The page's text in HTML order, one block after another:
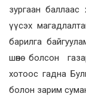
зургаан баллаас
үүсэх
барилга
шөнө болсон
хотоос гадна
болон зарим